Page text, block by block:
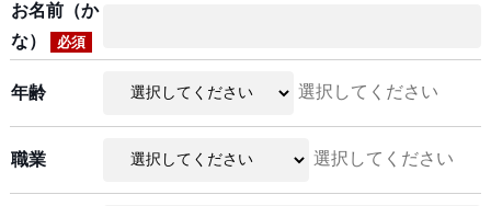
お名前（か
な）
必須
年齢 選択してください
職業 選択してください